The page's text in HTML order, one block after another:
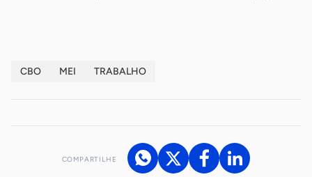
CBO MEI TRABALHO
COMPARTILHE